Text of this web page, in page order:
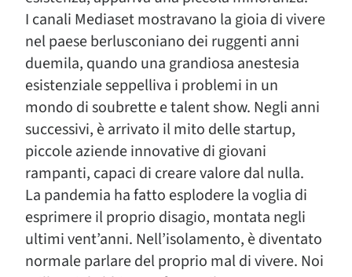
I canali Mediaset mostravano la gioia di vivere
nel paese berlusconiano dei ruggenti anni
duemila, quando una grandiosa anestesia
esistenziale seppelliva i problemi in un
mondo di soubrette e talent show. Negli anni
successivi, è arrivato il mito delle startup,
piccole aziende innovative di giovani
rampanti, capaci di creare valore dal nulla.
La pandemia ha fatto esplodere la voglia di
esprimere il proprio disagio, montata negli
ultimi vent’anni. Nell’isolamento, è diventato
normale parlare del proprio mal di vivere. Noi